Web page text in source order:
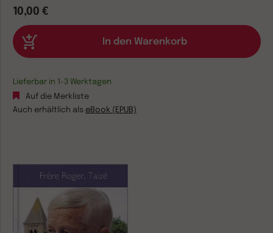
10,00 €
Lieferbar in 1-3 Werktagen
Auf die Merkliste
Auch erhältlich als eBook (EPUB)